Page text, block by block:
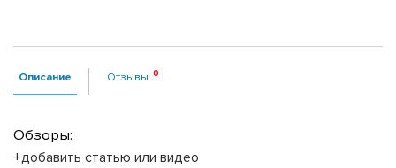
Описание Отзывы
Обзоры:
+добавить статью или видео